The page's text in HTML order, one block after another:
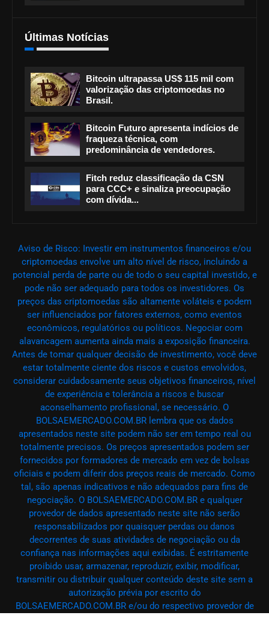
Últimas Notícias
Bitcoin ultrapassa US$ 115 mil com
valorização das criptomoedas no
Brasil.
Bitcoin Futuro apresenta indícios de
fraqueza técnica, com
predominância de vendedores.
Fitch reduz classificação da CSN
para CCC+ e sinaliza preocupação
com dívida...
Aviso de Risco: Investir em instrumentos financeiros e/ou
criptomoedas envolve um alto nível de risco, incluindo a
potencial perda de parte ou de todo o seu capital investido, e
pode não ser adequado para todos os investidores. Os
preços das criptomoedas são altamente voláteis e podem
ser influenciados por fatores externos, como eventos
econômicos, regulatórios ou políticos. Negociar com
alavancagem aumenta ainda mais a exposição financeira.
Antes de tomar qualquer decisão de investimento, você deve
estar totalmente ciente dos riscos e custos envolvidos,
considerar cuidadosamente seus objetivos financeiros, nível
de experiência e tolerância a riscos e buscar
aconselhamento profissional, se necessário. O
BOLSAEMERCADO.COM.BR lembra que os dados
apresentados neste site podem não ser em tempo real ou
totalmente precisos. Os preços apresentados podem ser
fornecidos por formadores de mercado em vez de bolsas
oficiais e podem diferir dos preços reais de mercado. Como
tal, são apenas indicativos e não adequados para fins de
negociação. O BOLSAEMERCADO.COM.BR e qualquer
provedor de dados apresentado neste site não serão
responsabilizados por quaisquer perdas ou danos
decorrentes de suas atividades de negociação ou da
confiança nas informações aqui exibidas. É estritamente
proibido usar, armazenar, reproduzir, exibir, modificar,
transmitir ou distribuir qualquer conteúdo deste site sem a
autorização prévia por escrito do
BOLSAEMERCADO.COM.BR e/ou do respectivo provedor de